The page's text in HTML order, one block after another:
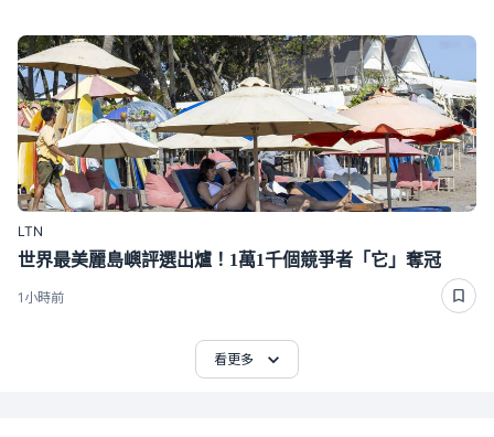
LTN
世界最美麗島嶼評選出爐！1萬1千個競爭者「它」奪冠
1小時前
看更多